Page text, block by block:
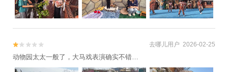

 去哪儿用户 2026-02-25
动物园太太一般了，大马戏表演确实不错…